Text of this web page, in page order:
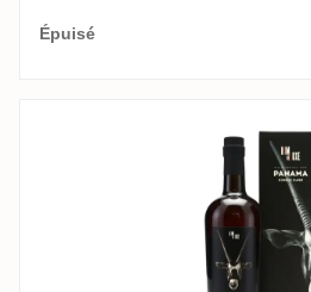
Épuisé
Romdeluxe Wild